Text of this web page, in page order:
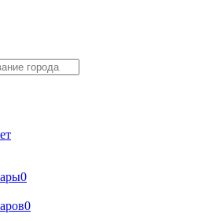
0
0